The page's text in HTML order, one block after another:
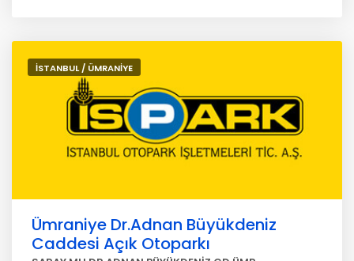
İSTANBUL / ÜMRANİYE
Ümraniye Dr.Adnan Büyükdeniz
Caddesi Açık Otoparkı